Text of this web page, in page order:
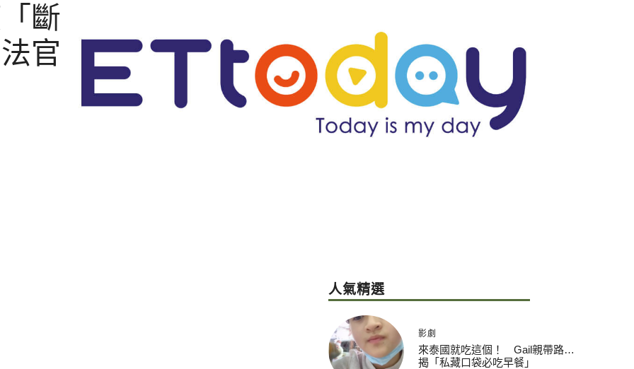
斷
官
人氣精選
影劇
來泰國就吃這個！ Gail親帶路…
揭「私藏口袋必吃早餐」